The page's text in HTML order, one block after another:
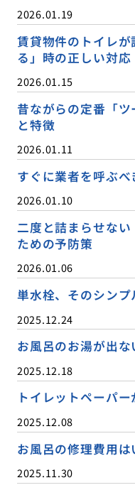
2026.01.19
賃貸物件のトイレ
る」時の正しい対応
2026.01.15
昔ながらの定番「
と特徴
2026.01.11
すぐに業者を呼ぶ
2026.01.10
二度と詰まらせな
ための予防策
2026.01.06
単水栓、そのシン
2025.12.24
お風呂のお湯が出
2025.12.18
トイレットペーパ
2025.12.08
お風呂の修理費用
2025.11.30